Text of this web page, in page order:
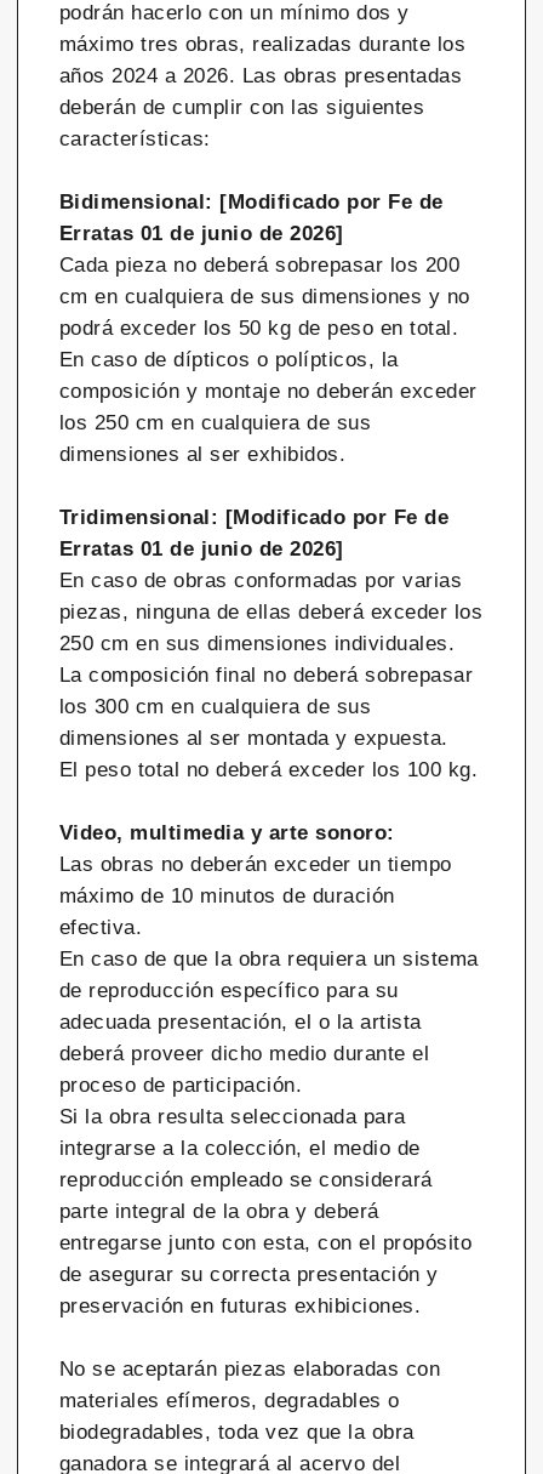
podrán hacerlo con un mínimo dos y
máximo tres obras, realizadas durante los
años 2024 a 2026. Las obras presentadas
deberán de cumplir con las siguientes
características:
Bidimensional: [Modificado por Fe de
Erratas 01 de junio de 2026]
Cada pieza no deberá sobrepasar los 200
cm en cualquiera de sus dimensiones y no
podrá exceder los 50 kg de peso en total.
En caso de dípticos o polípticos, la
composición y montaje no deberán exceder
los 250 cm en cualquiera de sus
dimensiones al ser exhibidos.
Tridimensional: [Modificado por Fe de
Erratas 01 de junio de 2026]
En caso de obras conformadas por varias
piezas, ninguna de ellas deberá exceder los
250 cm en sus dimensiones individuales.
La composición final no deberá sobrepasar
los 300 cm en cualquiera de sus
dimensiones al ser montada y expuesta.
El peso total no deberá exceder los 100 kg.
Video, multimedia y arte sonoro:
Las obras no deberán exceder un tiempo
máximo de 10 minutos de duración
efectiva.
En caso de que la obra requiera un sistema
de reproducción específico para su
adecuada presentación, el o la artista
deberá proveer dicho medio durante el
proceso de participación.
Si la obra resulta seleccionada para
integrarse a la colección, el medio de
reproducción empleado se considerará
parte integral de la obra y deberá
entregarse junto con esta, con el propósito
de asegurar su correcta presentación y
preservación en futuras exhibiciones.
No se aceptarán piezas elaboradas con
materiales efímeros, degradables o
biodegradables, toda vez que la obra
ganadora se integrará al acervo del